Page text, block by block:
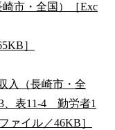
市・全国）［Exc
］
入（長崎市・全
、表11-4 勤労者1
ァイル／46KB］